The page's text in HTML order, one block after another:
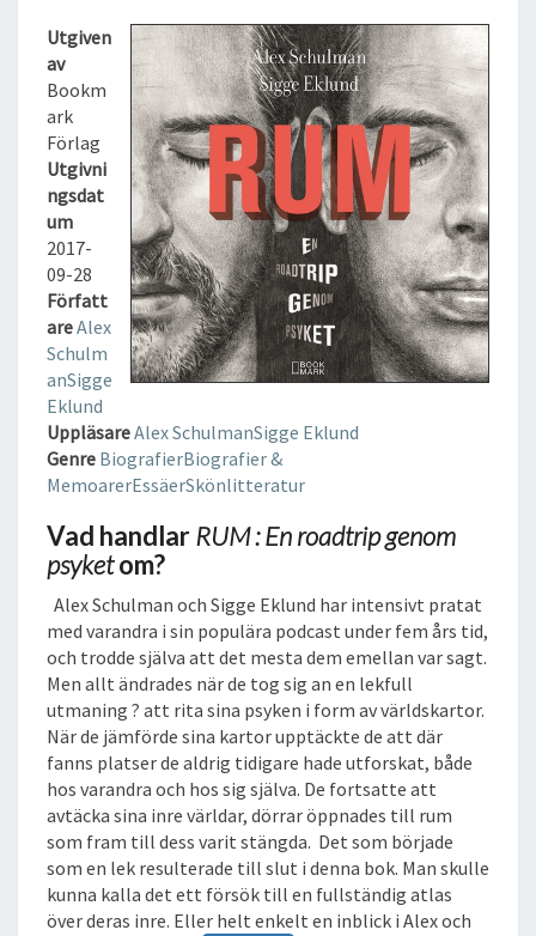
O
A
D
T
R
I
P
G
E
N
O
M
P
S
K
E
T
J
D
O
Utgiven
av
Bookm
ark
Förlag
Utgivni
ngsdat
um
2017-
09-28
Författ
areAlex
Schulm
anSigge
Eklund
UppläsareAlex SchulmanSigge Eklund
Genre BiografierBiografier &
MemoarerEssäerSkönlitteratur
Vad handlarRUM : En roadtrip genom
psyketom?
Alex Schulman och Sigge Eklund har intensivt pratat
med varandra i sin populära podcast under fem års tid,
och trodde själva att det mesta dem emellan var sagt.
Men allt ändrades när de tog sig an en lekfull
utmaning ? att rita sina psyken i form av världskartor.
När de jämförde sina kartor upptäckte de att där
fanns platser de aldrig tidigare hade utforskat, både
hos varandra och hos sig själva. De fortsatte att
avtäcka sina inre världar, dörrar öppnades till rum
som fram till dess varit stängda. Det som började
som en lek resulterade till slut i denna bok. Man skulle
kunna kalla det ett försök till en fullständig atlas
över deras inre. Eller helt enkelt en inblick i Alex och